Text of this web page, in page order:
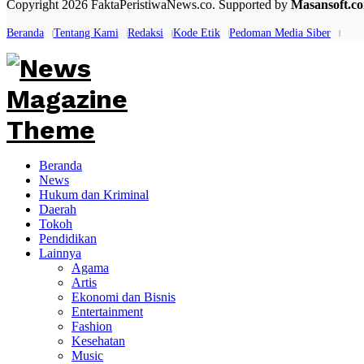
Copyright 2026 FaktaPeristiwaNews.co. Supported by
Beranda Tentang Kami Redaksi Kode Etik Pedoman Media Siber
Beranda
News
Hukum dan Kriminal
Daerah
Tokoh
Pendidikan
Lainnya
Agama
Artis
Ekonomi dan Bisnis
Entertainment
Fashion
Kesehatan
Music